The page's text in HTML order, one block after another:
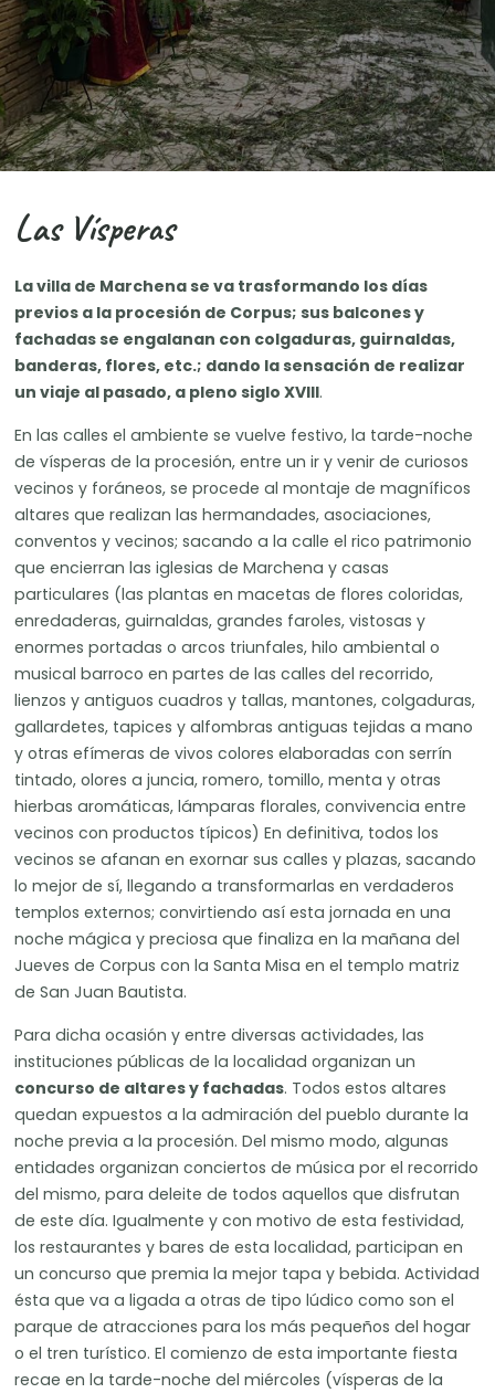
Las Vísperas
La villa de Marchena se va trasformando los días
previos a la procesión de Corpus; sus balcones y
fachadas se engalanan con colgaduras, guirnaldas,
banderas, flores, etc.; dando la sensación de realizar
un viaje al pasado, a pleno siglo XVIII.
En las calles el ambiente se vuelve festivo, la tarde-noche
de vísperas de la procesión, entre un ir y venir de curiosos
vecinos y foráneos, se procede al montaje de magníficos
altares que realizan las hermandades, asociaciones,
conventos y vecinos; sacando a la calle el rico patrimonio
que encierran las iglesias de Marchena y casas
particulares (las plantas en macetas de flores coloridas,
enredaderas, guirnaldas, grandes faroles, vistosas y
enormes portadas o arcos triunfales, hilo ambiental o
musical barroco en partes de las calles del recorrido,
lienzos y antiguos cuadros y tallas, mantones, colgaduras,
gallardetes, tapices y alfombras antiguas tejidas a mano
y otras efímeras de vivos colores elaboradas con serrín
tintado, olores a juncia, romero, tomillo, menta y otras
hierbas aromáticas, lámparas florales, convivencia entre
vecinos con productos típicos) En definitiva, todos los
vecinos se afanan en exornar sus calles y plazas, sacando
lo mejor de sí, llegando a transformarlas en verdaderos
templos externos; convirtiendo así esta jornada en una
noche mágica y preciosa que finaliza en la mañana del
Jueves de Corpus con la Santa Misa en el templo matriz
de San Juan Bautista.
Para dicha ocasión y entre diversas actividades, las
instituciones públicas de la localidad organizan un
concurso de altares y fachadas. Todos estos altares
quedan expuestos a la admiración del pueblo durante la
noche previa a la procesión. Del mismo modo, algunas
entidades organizan conciertos de música por el recorrido
del mismo, para deleite de todos aquellos que disfrutan
de este día. Igualmente y con motivo de esta festividad,
los restaurantes y bares de esta localidad, participan en
un concurso que premia la mejor tapa y bebida. Actividad
ésta que va a ligada a otras de tipo lúdico como son el
parque de atracciones para los más pequeños del hogar
o el tren turístico. El comienzo de esta importante fiesta
recae en la tarde-noche del miércoles (vísperas de la